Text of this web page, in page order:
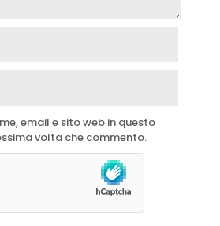
email e sito web in questo
volta che commento.